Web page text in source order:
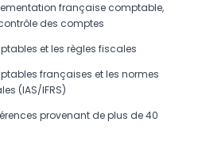
française comptable,
des comptes
et les règles fiscales
françaises et les normes
(IAS/IFRS)
provenant de plus de 40